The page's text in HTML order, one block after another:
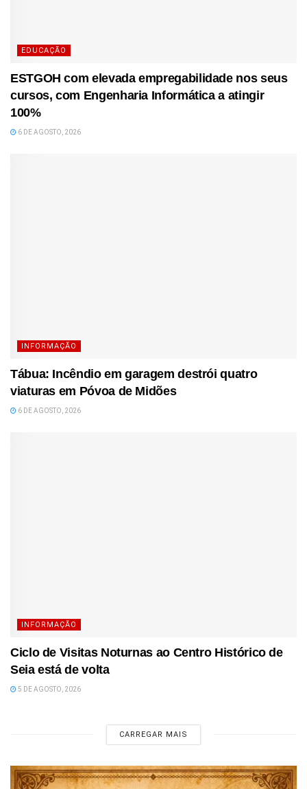
EDUCAÇÃO
ESTGOH com elevada empregabilidade nos seus
cursos, com Engenharia Informática a atingir
100%
6 DE AGOSTO, 2026
INFORMAÇÃO
Tábua: Incêndio em garagem destrói quatro
viaturas em Póvoa de Midões
6 DE AGOSTO, 2026
INFORMAÇÃO
Ciclo de Visitas Noturnas ao Centro Histórico de
Seia está de volta
5 DE AGOSTO, 2026
CARREGAR MAIS